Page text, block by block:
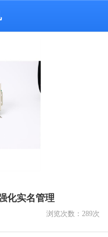
化实名管理
浏览次数： 289次